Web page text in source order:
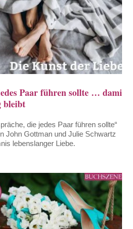
Paar führen sollte … damit
bleibt
die jedes Paar führen sollte“
John Gottman und Julie Schwartz
lebenslanger Liebe.